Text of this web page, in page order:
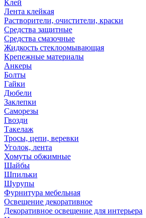
Клей
Лента клейкая
Растворители, очистители, краски
Средства защитные
Средства смазочные
Жидкость стеклоомывающая
Крепежные материалы
Анкеры
Болты
Гайки
Дюбели
Заклепки
Саморезы
Гвозди
Такелаж
Тросы, цепи, веревки
Уголок, лента
Хомуты обжимные
Шайбы
Шпильки
Шурупы
Фурнитура мебельная
Освещение декоративное
Декоративное освещение для интерьера